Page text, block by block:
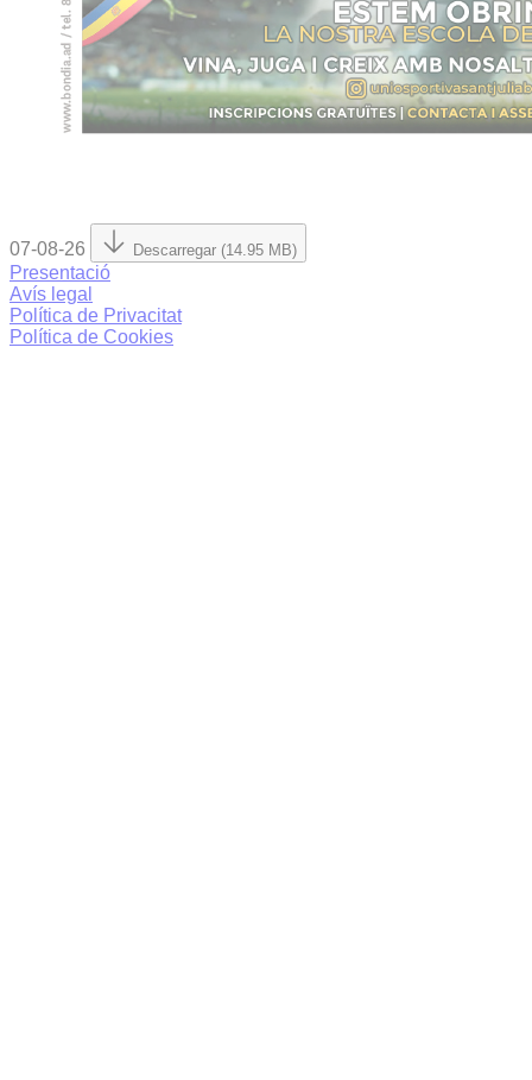
07-08-26 Descarregar (14.95 MB)
Presentació
Avís legal
Política de Privacitat
Política de Cookies